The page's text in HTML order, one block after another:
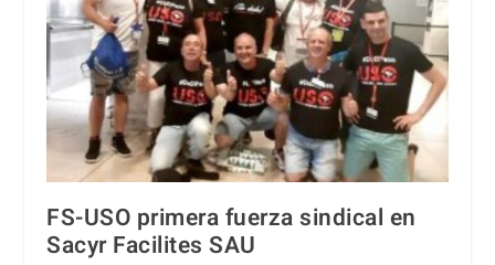
FS-USO primera fuerza sindical en
Sacyr Facilites SAU